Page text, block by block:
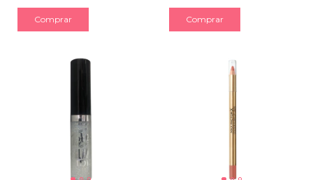
Comprar Comprar